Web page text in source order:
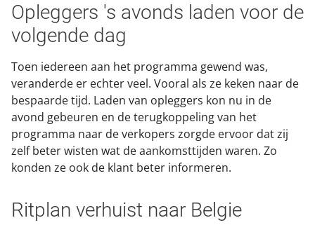
Opleggers 's avonds laden voor de
volgende dag
Toen iedereen aan het programma gewend was,
veranderde er echter veel. Vooral als ze keken naar de
bespaarde tijd. Laden van opleggers kon nu in de
avond gebeuren en de terugkoppeling van het
programma naar de verkopers zorgde ervoor dat zij
zelf beter wisten wat de aankomsttijden waren. Zo
konden ze ook de klant beter informeren.
Ritplan verhuist naar Belgie